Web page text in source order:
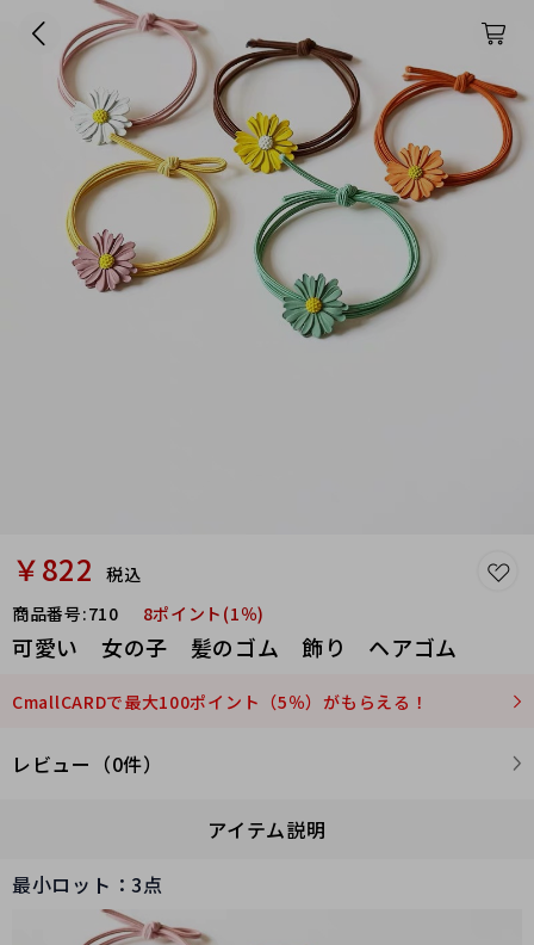
￥822
税込
商品番号:710 8ポイント(1％)
可愛い 女の子 髪のゴム 飾り ヘアゴム
CmallCARDで最大100ポイント（5％）がもらえる！
レビュー（0件）
アイテム説明
最小ロット：3点